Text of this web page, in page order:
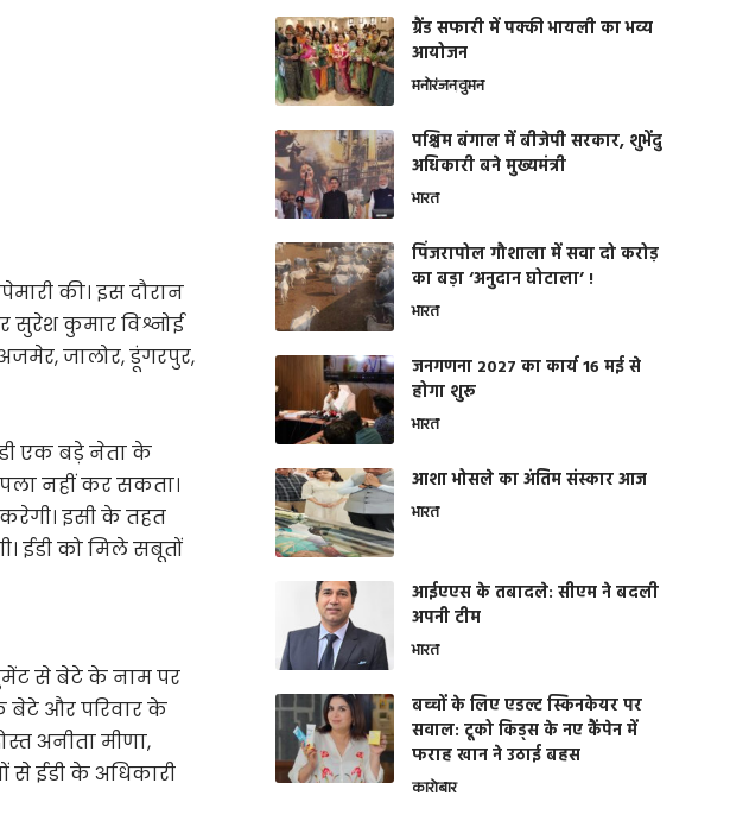
की। इस दौरान
सुरेश कुमार विश्नोई
जालोर, डूंगरपुर,
एक बड़े नेता के
नहीं कर सकता।
इसी के तहत
ईडी को मिले सबूतों
से बेटे के नाम पर
बेटे और परिवार के
अनीता मीणा,
से ईडी के अधिकारी
ग्रैंड सफारी में पक्की भायली का भव्य
आयोजन
मनोरंजनवुमन
पश्चिम बंगाल में बीजेपी सरकार, शुभेंदु
अधिकारी बने मुख्यमंत्री
भारत
​पिंजरापोल गौशाला में सवा दो करोड़
का बड़ा ‘अनुदान घोटाला’ !
भारत
जनगणना 2027 का कार्य 16 मई से
होगा शुरू
भारत
आशा भोसले का अंतिम संस्कार आज
भारत
आईएएस के तबादले: सीएम ने बदली
अपनी टीम
भारत
बच्चों के लिए एडल्ट स्किनकेयर पर
सवाल: टूको किड्स के नए कैंपेन में
फराह खान ने उठाई बहस
कारोबार